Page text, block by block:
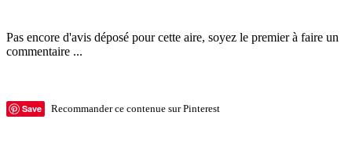
Pas encore d'avis déposé pour cette aire, soyez le premier à faire un
commentaire ...
Save Recommander ce contenue sur Pinterest